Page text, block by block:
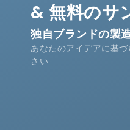
& 無料のサ
独自ブランドの製
あなたのアイデアに基
さい